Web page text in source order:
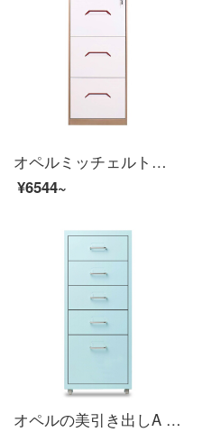
オペルミッチェルトオフィスキャビネット資料キャビネットネットネットネットのカードケース引上げキャビネットFC/A 4立式アーカイブキャビネットの三斗(452タイプ)
¥6544~
オペルの美引き出しA 4ファイルの低いキャビネットの事務室の物の5階の斗の収納の箱の浅い青色